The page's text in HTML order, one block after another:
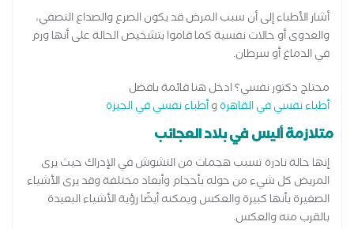
أشار الأطباء إلى أن سبب المرض قد يكون الصرع والصداع النصفي،
والعدوى أو حالات نفسية كما قاموا بتشخيص الحالة على أنها ورم
في الدماغ أو سرطان.
محتاج دكتور نفسي؟ ادخل هنا قائمة بافضل
أطباء نفسي في القاهرةوأطباء نفسي في الجيزة
متلازمة أليس في بلاد العجائب
إنها حالة نادرة تسبب هجمات من التشوش في الإدراك حيث يرى
المريض كل شيء من حوله بأحجام وأبعاد مختلفة وقد يرى الأشياء
الصغيرة بأنها كبيرة والعكس ويمكنه أيضًا رؤية الأشياء البعيدة
بالقرب منه والعكس.